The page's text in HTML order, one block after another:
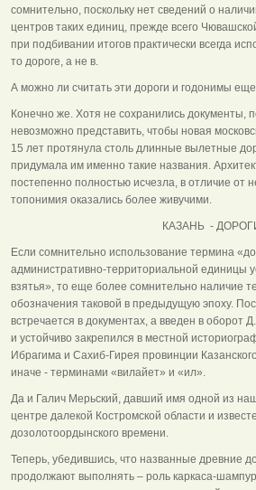
сомнительно, поскольку нет сведений о
центров таких единиц, прежде всего
при подбивании итогов практически всегда
то дороге, а не в.
А можно ли считать эти дороги и годонимы
Конечно же. Хотя не сохранились документы,
невозможно представить, чтобы новая
15 лет протянула столь длинные вылетные
придумала им именно такие названия.
постепенно полностью исчезла, в отличие от
топонимия оказались более живучими.
КАЗАНЬ - ДОРОГИ И
Если сомнительно использование термина
административно-территориальной единицы
взятья», то еще более сомнительно наличие
обозначения таковой в предыдущую эпоху.
встречается в документах, а введен в оборот
и устойчиво закрепился в местной
Ибрагима и Сахиб-Гирея провинции
иначе - терминами «вилайет» и «ил».
Да и Галич Мерьский, давший имя одной из
центре далекой Костромской области и
дозолотоордынского времени.
Теперь, убедившись, что названные древние
продолжают выполнять – роль каркаса-